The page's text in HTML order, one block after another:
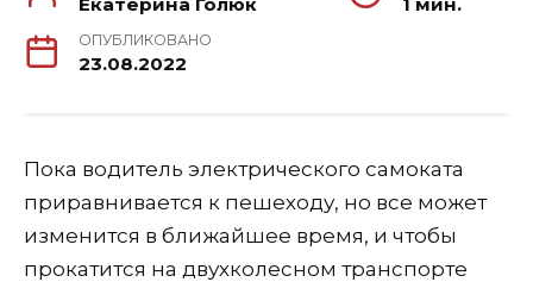
ОПУБЛИКОВАНО
23.08.2022
Пока водитель электрического самоката
приравнивается к пешеходу, но все может
изменится в ближайшее время, и чтобы
прокатится на двухколесном транспорте